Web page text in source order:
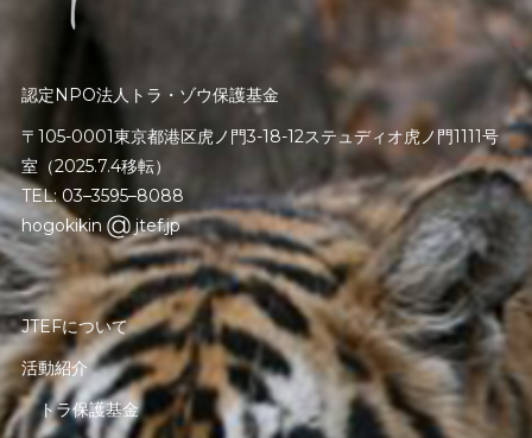
認定NPO法人トラ・ゾウ保護基金
〒105-0001東京都港区虎ノ門3-18-12ステュディオ虎ノ門1111号
室（2025.7.4移転）
TEL: 03–3595–8088
hogokikin
jtef.jp
JTEFについて
活動紹介
トラ保護基金